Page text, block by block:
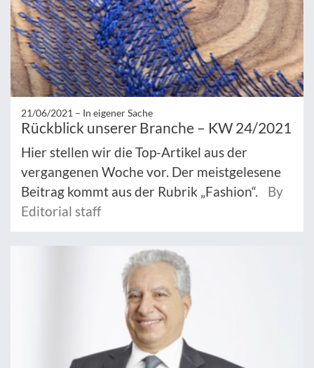
21/06/2021 – In eigener Sache
Rückblick unserer Branche – KW 24/2021
Hier stellen wir die Top-Artikel aus der
vergangenen Woche vor. Der meistgelesene
Beitrag kommt aus der Rubrik „Fashion“.
By
Editorial staff